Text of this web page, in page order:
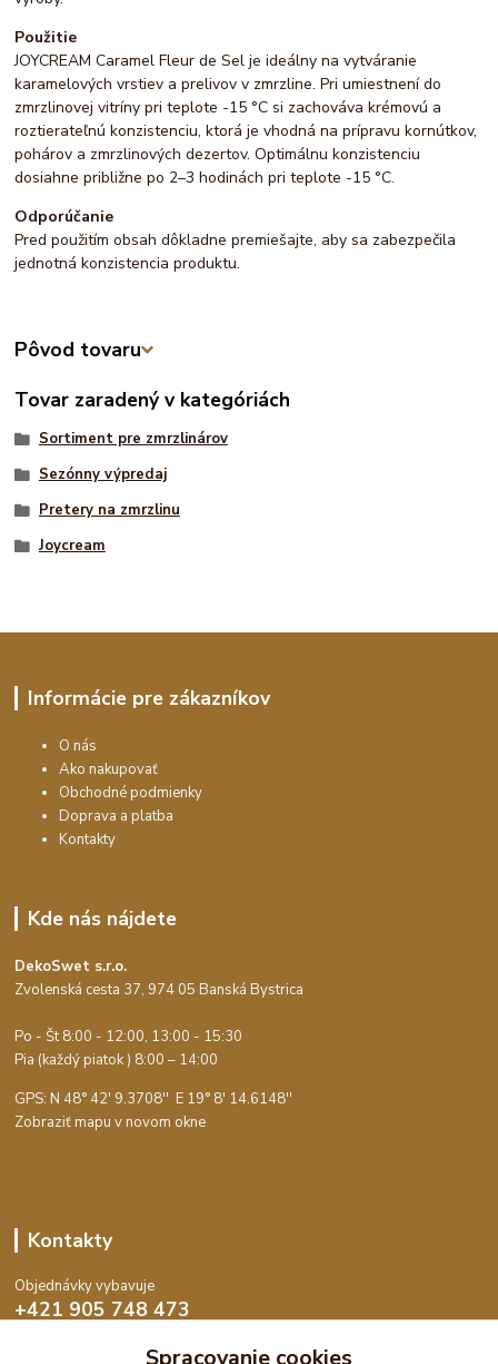
Použitie
JOYCREAM Caramel Fleur de Sel je ideálny na vytváranie
karamelových vrstiev a prelivov v zmrzline. Pri umiestnení do
zmrzlinovej vitríny pri teplote -15 °C si zachováva krémovú a
roztierateľnú konzistenciu, ktorá je vhodná na prípravu kornútkov,
pohárov a zmrzlinových dezertov. Optimálnu konzistenciu
dosiahne približne po 2–3 hodinách pri teplote -15 °C.
Odporúčanie
Pred použitím obsah dôkladne premiešajte, aby sa zabezpečila
jednotná konzistencia produktu.
Pôvod tovaru
Tovar zaradený v kategóriách
Sortiment pre zmrzlinárov
Sezónny výpredaj
Pretery na zmrzlinu
Joycream
Informácie pre zákazníkov
O nás
Ako nakupovať
Obchodné podmienky
Doprava a platba
Kontakty
Kde nás nájdete
DekoSwet s.r.o.
Zvolenská cesta 37, 974 05 Banská Bystrica
Po - Št 8:00 - 12:00, 13:00 - 15:30
Pia (každý piatok ) 8:00 – 14:00
GPS: N 48° 42' 9.3708'' E 19° 8' 14.6148''
Zobraziť mapu v novom okne
Kontakty
Objednávky vybavuje
+421 905 748 473
Spracovanie cookies